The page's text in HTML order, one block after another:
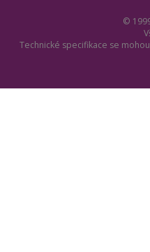
©
Technické specifikace se